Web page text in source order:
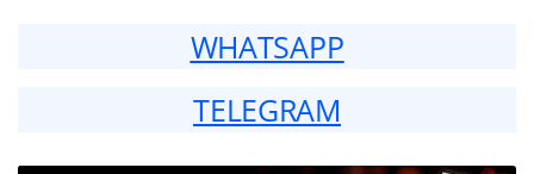
WHATSAPP
TELEGRAM